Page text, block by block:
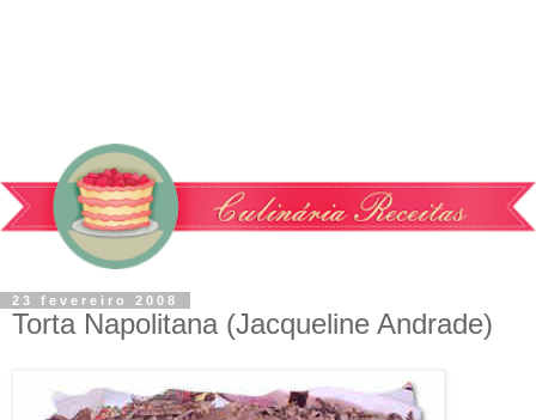
23 fevereiro 2008
Torta Napolitana (Jacqueline Andrade)